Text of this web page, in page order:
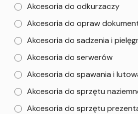
Akcesoria do odkurzaczy
Akcesoria do opraw
Akcesoria do sadzenia i
Akcesoria do serwerów
Akcesoria do spawania i
Akcesoria do sprzętu
Akcesoria do sprzętu